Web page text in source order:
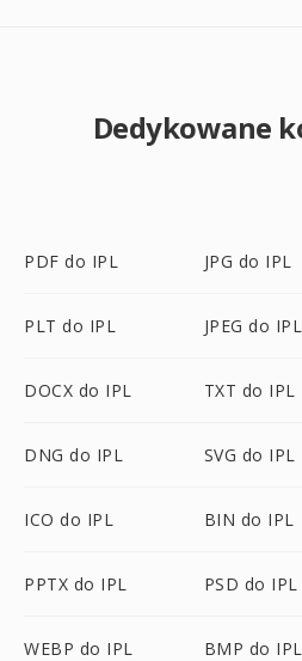
Dedykowane
PDF do IPL JPG do IPL
PLT do IPL JPEG do IPL
DOCX do IPL TXT do IPL
DNG do IPL SVG do IPL
ICO do IPL BIN do IPL
PPTX do IPL PSD do IPL
WEBP do IPL BMP do IPL